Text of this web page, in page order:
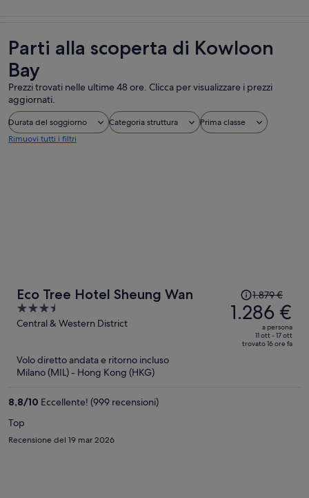
Parti alla scoperta di Kowloon
Bay
Prezzi trovati nelle ultime 48 ore. Clicca per visualizzare i prezzi
aggiornati.
Durata del soggiorno Categoria struttura
Prima classe
Rimuovi tutti i filtri
Eco Tree Hotel Sheung Wan
3.5
out
5
Central & Western District
prezzo
era
1.879 €,
ora
1.879 €
1.286 €
a persona
11 ott - 17 ott
trovato 16 ore fa
Volo diretto andata e ritorno incluso
Milano (MIL) - Hong Kong (HKG)
8,8/10 Eccellente! (999 recensioni)
Top
Recensione del 19 mar 2026